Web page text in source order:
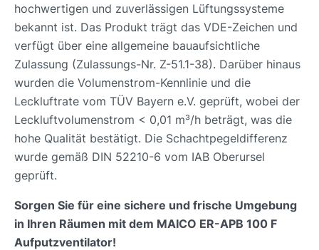
hochwertigen und zuverlässigen Lüftungssysteme
bekannt ist. Das Produkt trägt das VDE-Zeichen und
verfügt über eine allgemeine bauaufsichtliche
Zulassung (Zulassungs-Nr. Z-51.1-38). Darüber hinaus
wurden die Volumenstrom-Kennlinie und die
Leckluftrate vom TÜV Bayern e.V. geprüft, wobei der
Leckluftvolumenstrom < 0,01 m³/h beträgt, was die
hohe Qualität bestätigt. Die Schachtpegeldifferenz
wurde gemäß DIN 52210-6 vom IAB Oberursel
geprüft.
Sorgen Sie für eine sichere und frische Umgebung
in Ihren Räumen mit dem MAICO ER-APB 100 F
Aufputzventilator!